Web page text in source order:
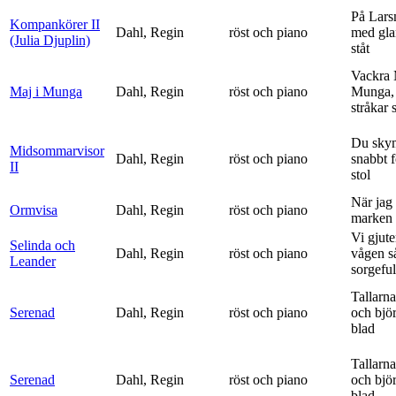
Kompankörer II
(Julia Djuplin)
Dahl, Regin röst och piano
På
med
ståt
Maj i Munga Dahl, Regin röst och piano
Vackra
stråkar
Midsommarvisor
II
Dahl, Regin röst och piano
Du
snabbt
stol
Ormvisa Dahl, Regin röst och piano
När jag
marken
Selinda och
Leander
Dahl, Regin röst och piano
Vi
vågen
Serenad Dahl, Regin röst och piano
och
blad
Serenad Dahl, Regin röst och piano
och